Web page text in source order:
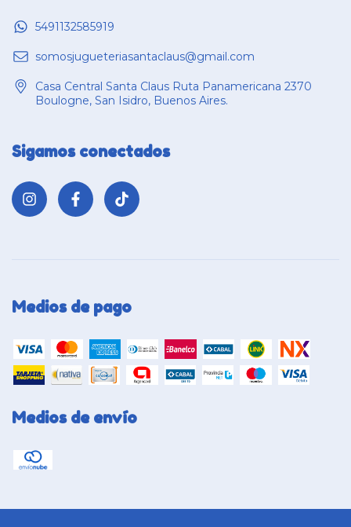
5491132585919
somosjugueteriasantaclaus@gmail.com
Casa Central Santa Claus Ruta Panamericana 2370
Boulogne, San Isidro, Buenos Aires.
Sigamos conectados
Medios de pago
Medios de envío